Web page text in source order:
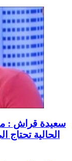
سعيدة قراش :
الحالية